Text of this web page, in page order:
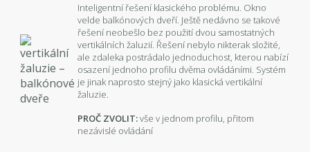
Inteligentní řešení klasického problému. Okno
velde balkónových dveří. Ještě nedávno se takové
řešení neobešlo bez použití dvou samostatných
vertikálních žaluzií. Řešení nebylo nikterak složité,
ale zdaleka postrádalo jednoduchost, kterou nabízí
osazení jednoho profilu dvěma ovládáními. Systém
je jinak naprosto stejný jako klasická vertikální
žaluzie.
PROČ ZVOLIT:vše v jednom profilu, přitom
nezávislé ovládání